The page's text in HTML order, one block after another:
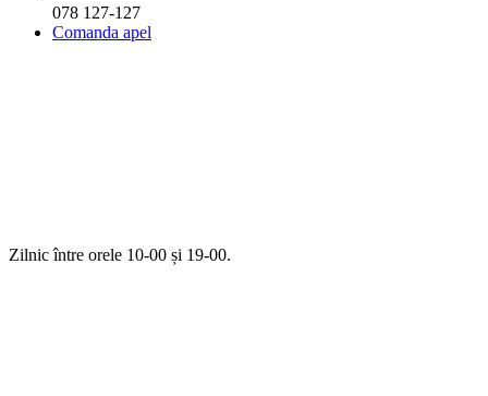
078 127-127
Comanda apel
Zilnic între orele 10-00 și 19-00.